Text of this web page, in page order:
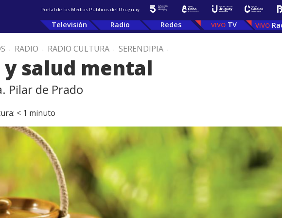
Portal de los Medios Públicos del Uruguay
Televisión Radio Redes TV
. RADIO . RADIO CULTURA . SERENDIPIA .
salud mental
Pilar de Prado
< 1 minuto